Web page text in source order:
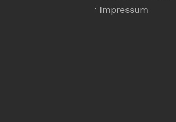
Impressum